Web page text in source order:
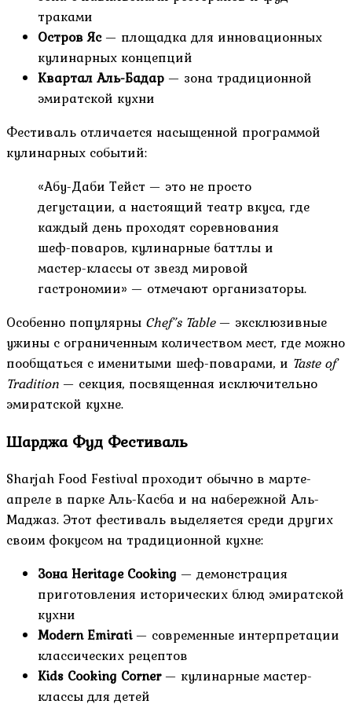
траками
Остров Яс— площадка для инновационных
кулинарных концепций
Квартал Аль-Бадар — зона традиционной
эмиратской кухни
Фестиваль отличается насыщенной программой
кулинарных событий:
«Абу-Даби Тейст — это не просто
дегустации, а настоящий театр вкуса, где
каждый день проходят соревнования
шеф-поваров, кулинарные баттлы и
мастер-классы от звезд мировой
гастрономии» — отмечают организаторы.
Особенно популярны Chef’s Table— эксклюзивные
ужины с ограниченным количеством мест, где можно
пообщаться с именитыми шеф-поварами, и Taste of
Tradition — секция, посвященная исключительно
эмиратской кухне.
Шарджа Фуд Фестиваль
Sharjah Food Festival проходит обычно в марте-
апреле в парке Аль-Касба и на набережной Аль-
Маджаз. Этот фестиваль выделяется среди других
своим фокусом на традиционной кухне:
Зона Heritage Cooking — демонстрация
приготовления исторических блюд эмиратской
кухни
Modern Emirati— современные интерпретации
классических рецептов
Kids Cooking Corner— кулинарные мастер-
классы для детей